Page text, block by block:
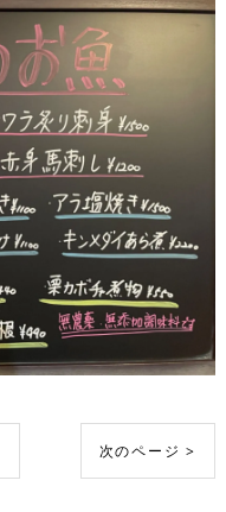
次のページ >